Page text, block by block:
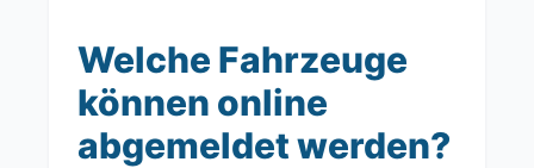
Welche Fahrzeuge
können online
abgemeldet werden?